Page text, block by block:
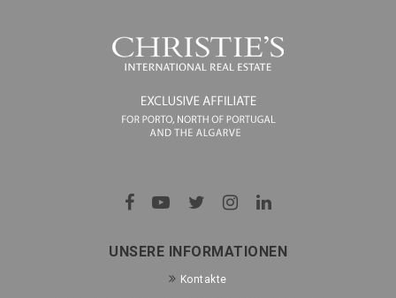
UNSERE INFORMATIONEN
Kontakte